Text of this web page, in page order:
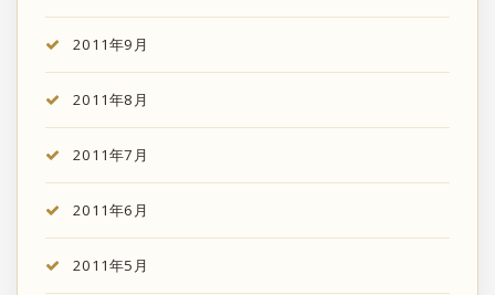
2011年9月
2011年8月
2011年7月
2011年6月
2011年5月